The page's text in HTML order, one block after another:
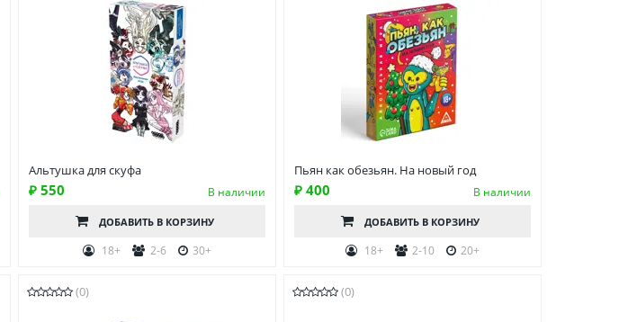
Альтушка для скуфа
₽ 550 В наличии
ДОБАВИТЬ В КОРЗИНУ
18+ 2-6 30+
Пьян как обезьян. На новый год
₽ 400 В наличии
ДОБАВИТЬ В КОРЗИНУ
18+ 2-10 20+
(0) (0)